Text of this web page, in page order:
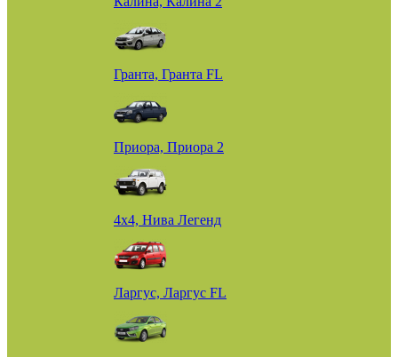
Гранта, Гранта FL
Приора, Приора 2
4х4, Нива Легенд
Ларгус, Ларгус FL